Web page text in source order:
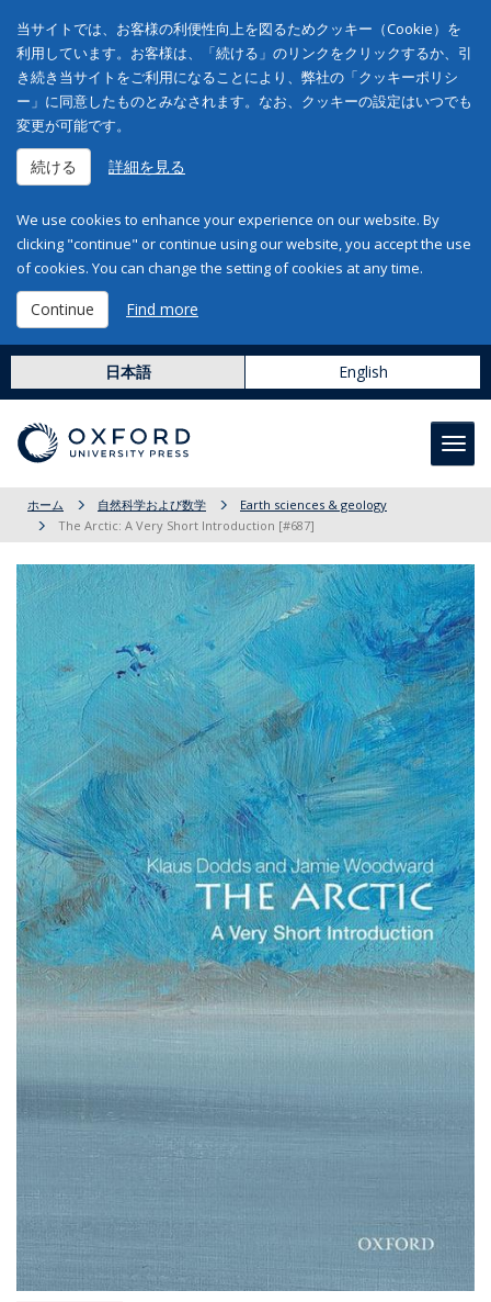
当サイトでは、お客様の利便性向上を図るためクッキー（Cookie）を
利用しています。お客様は、「続ける」のリンクをクリックするか、引
き続き当サイトをご利用になることにより、弊社の「クッキーポリシ
ー」に同意したものとみなされます。なお、クッキーの設定はいつでも
変更が可能です。
続ける 詳細を見る
We use cookies to enhance your experience on our website. By
clicking "continue" or continue using our website, you accept the use
of cookies. You can change the setting of cookies at any time.
Continue Find more
日本語 English
ホーム 自然科学および数学
Earth sciences & geology
The Arctic: A Very Short Introduction [#687]